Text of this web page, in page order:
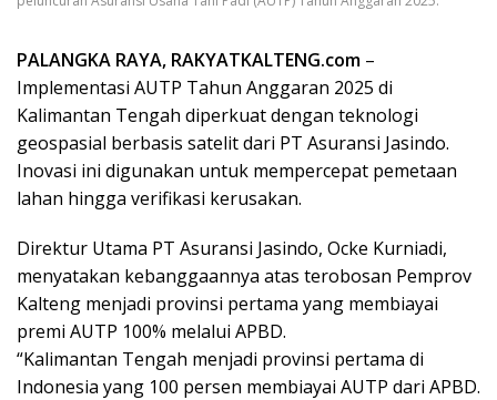
PALANGKA RAYA, RAKYATKALTENG.com –
Implementasi AUTP Tahun Anggaran 2025 di
Kalimantan Tengah diperkuat dengan teknologi
geospasial berbasis satelit dari PT Asuransi Jasindo.
Inovasi ini digunakan untuk mempercepat pemetaan
lahan hingga verifikasi kerusakan.
Direktur Utama PT Asuransi Jasindo, Ocke Kurniadi,
menyatakan kebanggaannya atas terobosan Pemprov
Kalteng menjadi provinsi pertama yang membiayai
premi AUTP 100% melalui APBD.
“Kalimantan Tengah menjadi provinsi pertama di
Indonesia yang 100 persen membiayai AUTP dari APBD.